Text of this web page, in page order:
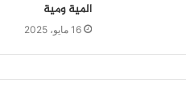
المية ومية
16 مايو، 2025